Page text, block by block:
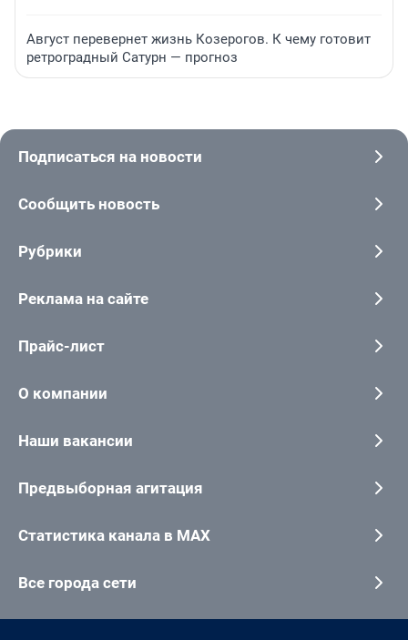
Август перевернет жизнь Козерогов. К чему готовит
ретроградный Сатурн — прогноз
Подписаться на новости
Сообщить новость
Рубрики
Реклама на сайте
Прайс-лист
О компании
Наши вакансии
Предвыборная агитация
Статистика канала в MAX
Все города сети